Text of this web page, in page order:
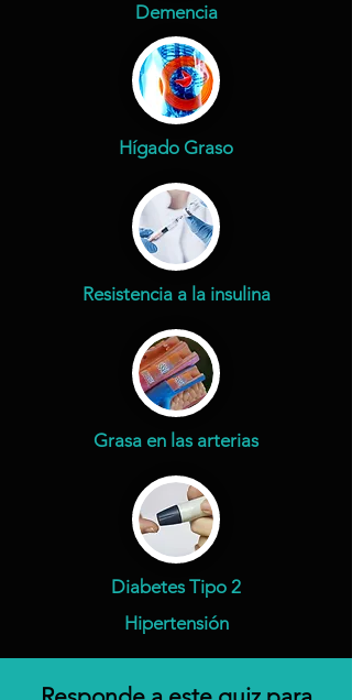
Demencia
Hígado Graso
Resistencia a la insulina
Grasa en las arterias
Diabetes Tipo 2
Hipertensión